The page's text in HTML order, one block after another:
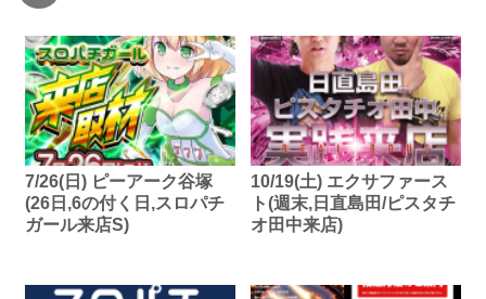
7/26(日) ピーアーク谷塚
(26日,6の付く日,スロパチ
ガール来店S)
10/19(土) エクサファース
ト(週末,日直島田/ピスタチ
オ田中来店)